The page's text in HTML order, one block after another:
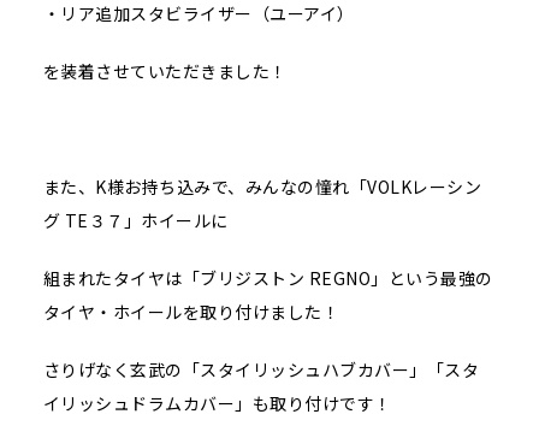
・リア追加スタビライザー（ユーアイ）
を装着させていただきました！
また、K様お持ち込みで、みんなの憧れ「VOLKレーシン
グ TE３７」ホイールに
組まれたタイヤは「ブリジストン REGNO」という最強の
タイヤ・ホイールを取り付けました！
さりげなく玄武の「スタイリッシュハブカバー」「スタ
イリッシュドラムカバー」も取り付けです！